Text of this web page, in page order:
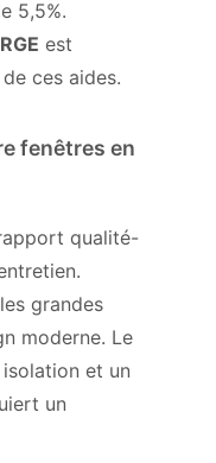
5,5%.
est
ces aides.
fenêtres en
qualité-
grandes
moderne. Le
et un
un